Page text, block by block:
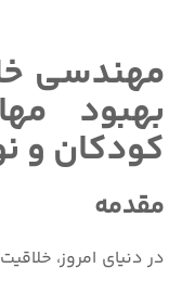
مهندسی
بهبود
کودکان و
مقدمه
در دنیای امروز،